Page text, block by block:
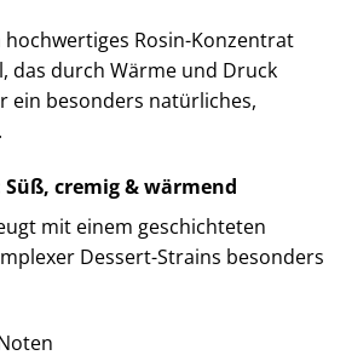
hochwertiges Rosin-Konzentrat
das durch Wärme und Druck
ein besonders natürliches,
cremig & wärmend
mit einem geschichteten
Dessert-Strains besonders